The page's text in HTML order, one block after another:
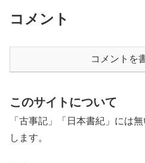
コメント
コメントを
このサイトについて
「古事記」「日本書紀」には
します。